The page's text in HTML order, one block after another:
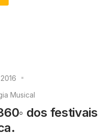
Musical
dos festivais